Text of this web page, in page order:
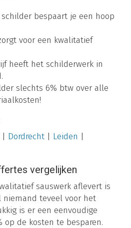
schilder bespaart je een hoop
voor een kwalitatief
heeft het schilderwerk in
slechts 6% btw over alle
Dordrecht Leiden
vergelijken
sauswerk aflevert is
niemand teveel voor het
is er een eenvoudige
op de kosten te besparen.